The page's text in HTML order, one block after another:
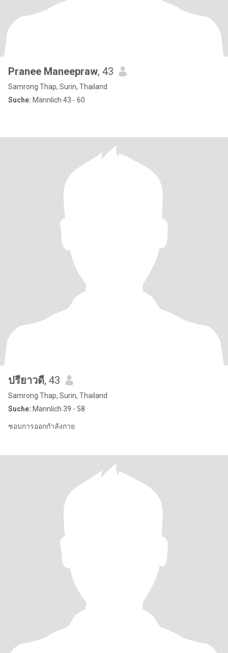
Pranee Maneepraw, 43
Samrong Thap, Surin, Thailand
Suche: Männlich 43 - 60
ปรียาวดี, 43
Samrong Thap, Surin, Thailand
Suche: Männlich 39 - 58
ชอบการออกกำลังกาย